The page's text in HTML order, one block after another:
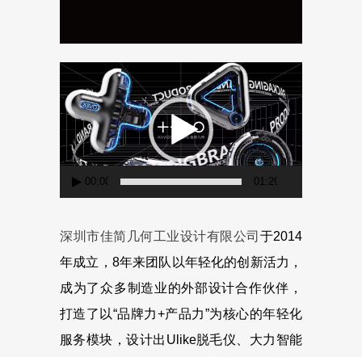
频
播
放
器
00:00 01:29
深圳市佳简几何工业设计有限公司 于2014
年成立，8年来团队以年轻化的创新活力，
成为了众多制造业的外部设计合作伙伴，
打造了以“品牌力+产品力”为核心的年轻化
服务模块，设计出Ulike脱毛仪、大力智能